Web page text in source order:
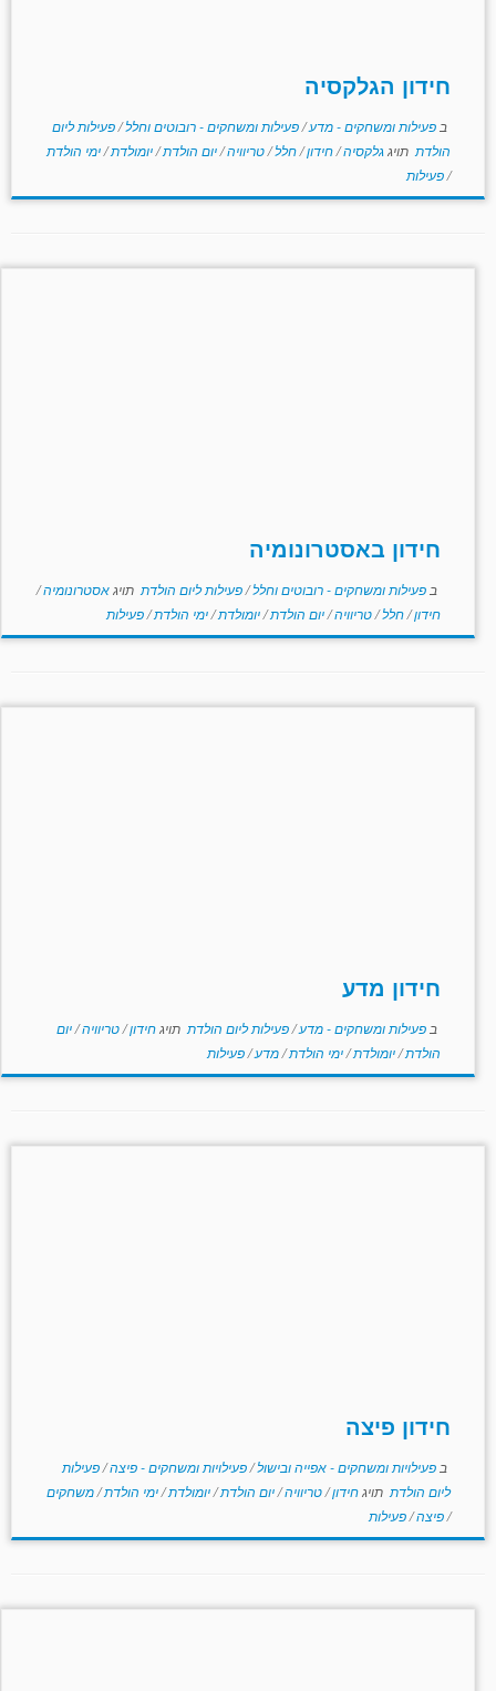
חידון הגלקסיה
ב פעילות ומשחקים - מדע/פעילות ומשחקים - רובוטים וחלל/פעילות ליום
הולדת תויגגלקסיה/חידון/חלל/טריוויה/יום הולדת/יומולדת/ימי הולדת
/פעילות
חידון באסטרונומיה
ב פעילות ומשחקים - רובוטים וחלל/פעילות ליום הולדת תויגאסטרונומיה/
חידון/חלל/טריוויה/יום הולדת/יומולדת/ימי הולדת/פעילות
חידון מדע
ב פעילות ומשחקים - מדע/פעילות ליום הולדת תויגחידון/טריוויה/יום
הולדת/יומולדת/ימי הולדת/מדע/פעילות
חידון פיצה
ב פעילויות ומשחקים - אפייה ובישול/פעילויות ומשחקים - פיצה/פעילות
ליום הולדת תויגחידון/טריוויה/יום הולדת/יומולדת/ימי הולדת/משחקים
/פיצה/פעילות